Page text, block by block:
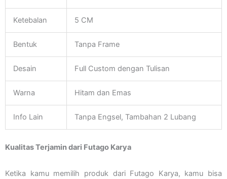
Ketebalan 5 CM
Bentuk Tanpa Frame
Desain Full Custom dengan Tulisan
Warna Hitam dan Emas
Info Lain Tanpa Engsel, Tambahan 2 Lubang
Kualitas Terjamin dari Futago Karya
Ketika kamu memilih produk dari Futago Karya, kamu bisa